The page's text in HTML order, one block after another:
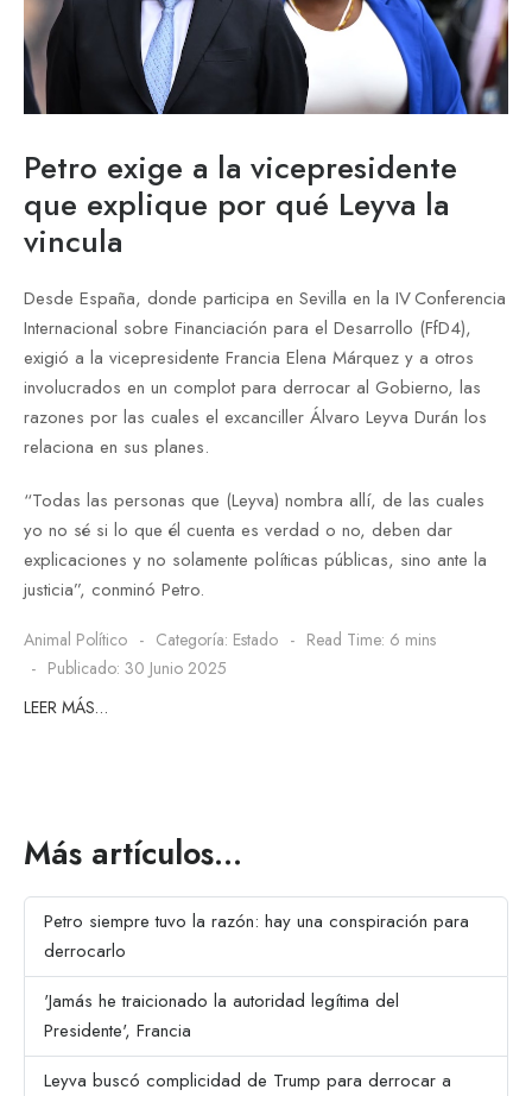
Petro exige a la vicepresidente
que explique por qué Leyva la
vincula
Desde España, donde participa en Sevilla en la IV Conferencia
Internacional sobre Financiación para el Desarrollo (FfD4),
exigió a la vicepresidente Francia Elena Márquez y a otros
involucrados en un complot para derrocar al Gobierno, las
razones por las cuales el excanciller Álvaro Leyva Durán los
relaciona en sus planes.
“Todas las personas que (Leyva) nombra allí, de las cuales
yo no sé si lo que él cuenta es verdad o no, deben dar
explicaciones y no solamente políticas públicas, sino ante la
justicia”, conminó Petro.
Animal Político Categoría: Estado
Read Time: 6 mins
Publicado: 30 Junio 2025
LEER MÁS…
Más artículos…
Petro siempre tuvo la razón: hay una conspiración para
derrocarlo
'Jamás he traicionado la autoridad legítima del
Presidente', Francia
Leyva buscó complicidad de Trump para derrocar a